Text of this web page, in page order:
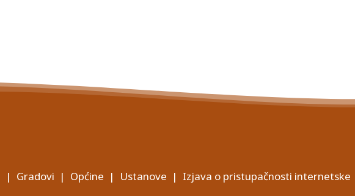
| Gradovi | Općine | Ustanove | Izjava o pristupačnosti internetske